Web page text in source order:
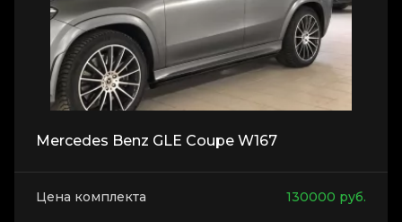
Mercedes Benz GLE Coupe W167
Цена комплекта 130000 руб.